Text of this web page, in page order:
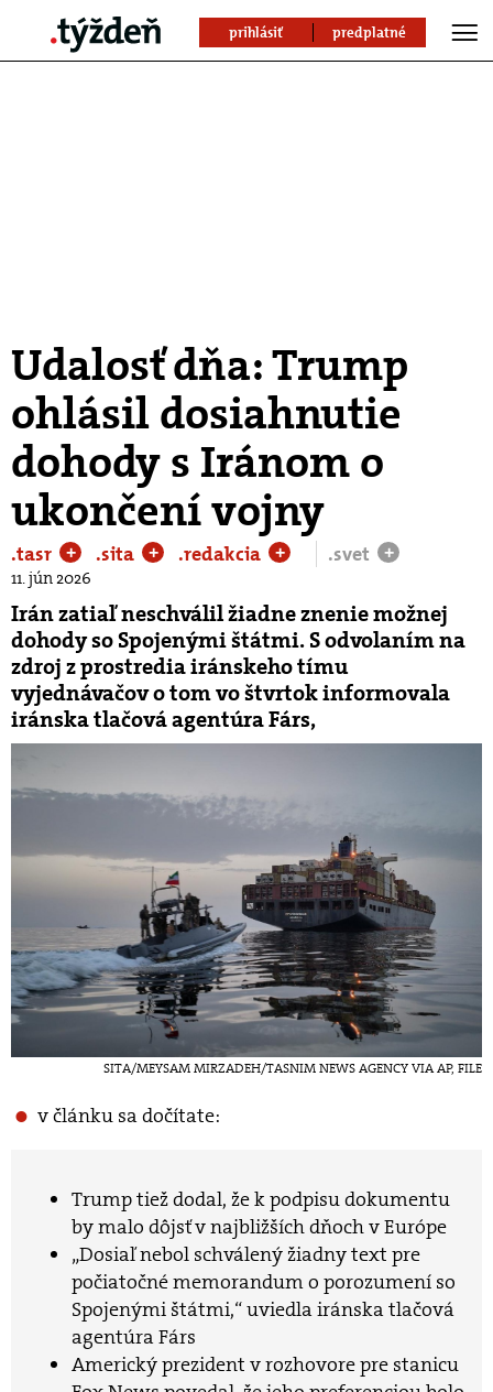
prihlásiť predplatné
Udalosť dňa: Trump
ohlásil dosiahnutie
dohody s Iránom o
ukončení vojny
.tasr + .sita + .redakcia + .svet +
11. jún 2026
Irán zatiaľ neschválil žiadne znenie možnej
dohody so Spojenými štátmi. S odvolaním na
zdroj z prostredia iránskeho tímu
vyjednávačov o tom vo štvrtok informovala
iránska tlačová agentúra Fárs,
SITA/MEYSAM MIRZADEH/TASNIM NEWS AGENCY VIA AP, FILE
v článku sa dočítate:
Trump tiež dodal, že k podpisu dokumentu
by malo dôjsť v najbližších dňoch v Európe
„Dosiaľ nebol schválený žiadny text pre
počiatočné memorandum o porozumení so
Spojenými štátmi,“ uviedla iránska tlačová
agentúra Fárs
Americký prezident v rozhovore pre stanicu